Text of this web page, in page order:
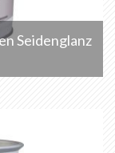
Seidenglanz